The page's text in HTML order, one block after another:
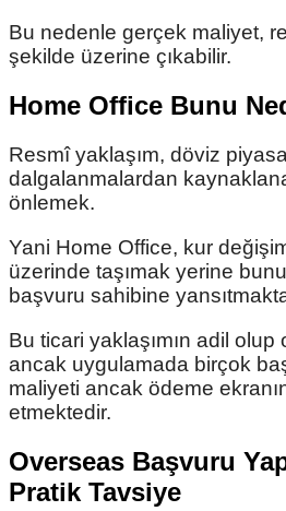
Bu nedenle gerçek maliyet,
şekilde üzerine çıkabilir.
Home Office Bunu
Resmî yaklaşım, döviz
dalgalanmalardan
önlemek.
Yani Home Office, kur
üzerinde taşımak yerine
başvuru sahibine
Bu ticari yaklaşımın adil olup
ancak uygulamada birçok
maliyeti ancak ödeme
etmektedir.
Overseas Başvuru
Pratik Tavsiye